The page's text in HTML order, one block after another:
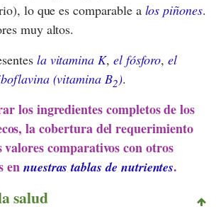
lo que es comparable a los piñones.
muy altos.
la vitamina K, el fósforo,el
(vitamina B2).
los ingredientes completos de los
la cobertura del requerimiento
comparativos con otros
ennuestras tablas de nutrientes.
salud